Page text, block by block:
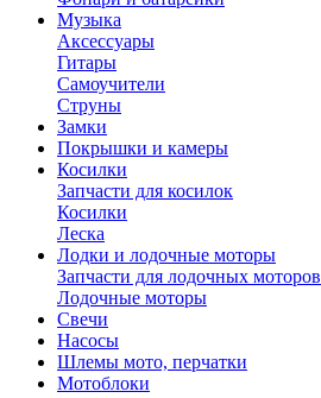
Музыка
Аксессуары
Гитары
Самоучители
Струны
Замки
Покрышки и камеры
Косилки
Запчасти для косилок
Косилки
Леска
Лодки и лодочные моторы
Запчасти для лодочных моторов
Лодочные моторы
Свечи
Насосы
Шлемы мото, перчатки
Мотоблоки